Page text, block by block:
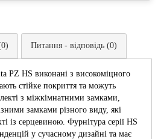
Питання - відповідь (0)
PZ HS виконані з високоміцного
стійке покриття та можуть
з міжкімнатними замками,
замками різного виду, які
із серцевиною. Фурнітура серії HS
у сучасному дизайні та має